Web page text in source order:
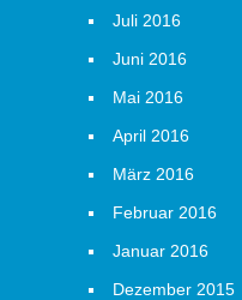
Juli 2016
Juni 2016
Mai 2016
April 2016
März 2016
Februar 2016
Januar 2016
Dezember 2015